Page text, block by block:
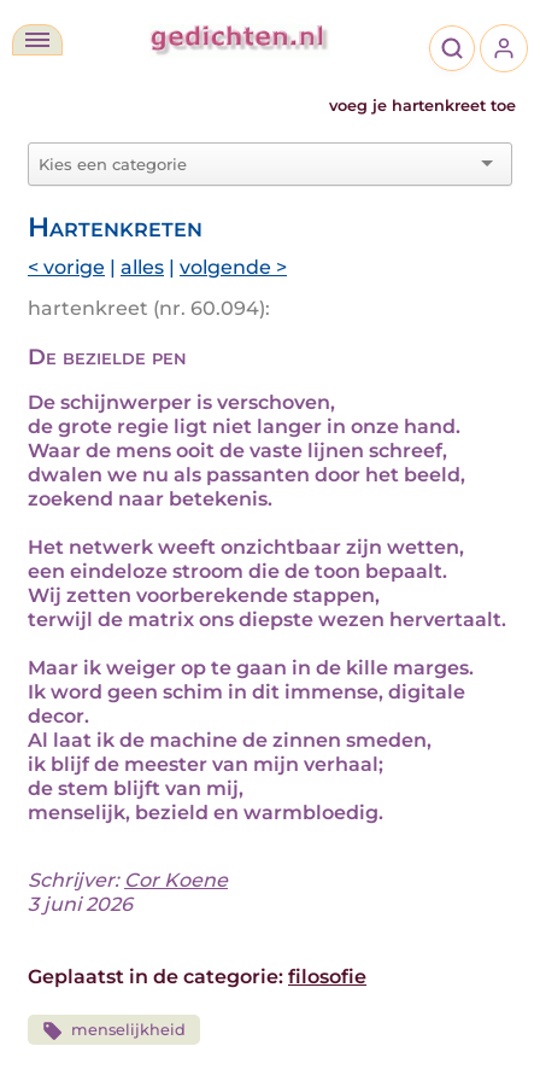
voeg je hartenkreet toe
Hartenkreten
< vorige | alles | volgende >
hartenkreet (nr. 60.094):
De bezielde pen
De schijnwerper is verschoven,
de grote regie ligt niet langer in onze hand.
Waar de mens ooit de vaste lijnen schreef,
dwalen we nu als passanten door het beeld,
zoekend naar betekenis.
Het netwerk weeft onzichtbaar zijn wetten,
een eindeloze stroom die de toon bepaalt.
Wij zetten voorberekende stappen,
terwijl de matrix ons diepste wezen hervertaalt.
Maar ik weiger op te gaan in de kille marges.
Ik word geen schim in dit immense, digitale
decor.
Al laat ik de machine de zinnen smeden,
ik blijf de meester van mijn verhaal;
de stem blijft van mij,
menselijk, bezield en warmbloedig.
Schrijver: Cor Koene
3 juni 2026
Geplaatst in de categorie: filosofie
menselijkheid